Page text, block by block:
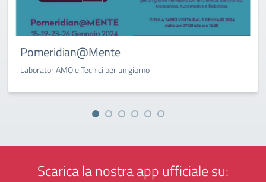
Pomeridian@Mente
LaboratoriAMO e Tecnici per un giorno
Scarica la nostra app ufficiale su: